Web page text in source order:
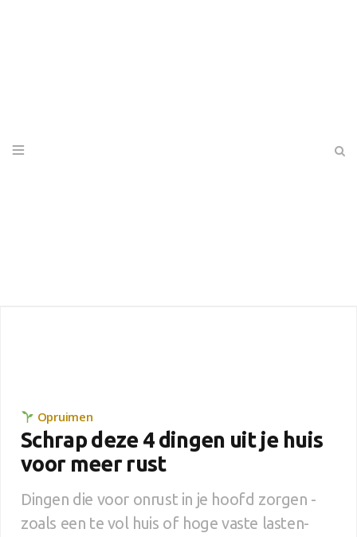
Opruimen
Schrap deze 4 dingen uit je huis
voor meer rust
Dingen die voor onrust in je hoofd zorgen -
zoals een te vol huis of hoge vaste lasten-